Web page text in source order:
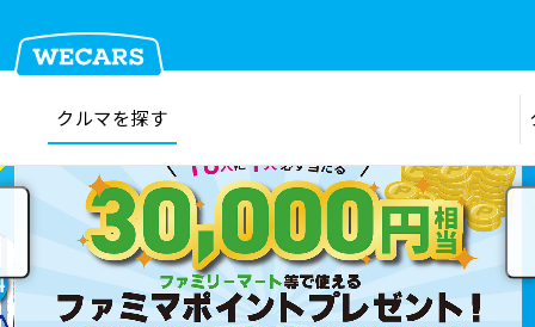
在庫検索
クルマを探す
クルマを売る
クルマを探す